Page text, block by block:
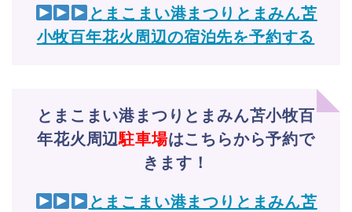
とまこまい港まつりとまみん苫
小牧百年花火周辺の宿泊先を予約する
とまこまい港まつりとまみん苫小牧百
年花火周辺駐車場はこちらから予約で
きます！
とまこまい港まつりとまみん苫